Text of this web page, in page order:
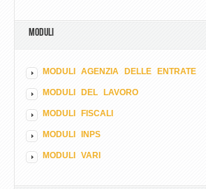
MODULI
MODULI AGENZIA DELLE ENTRATE
MODULI DEL LAVORO
MODULI FISCALI
MODULI INPS
MODULI VARI